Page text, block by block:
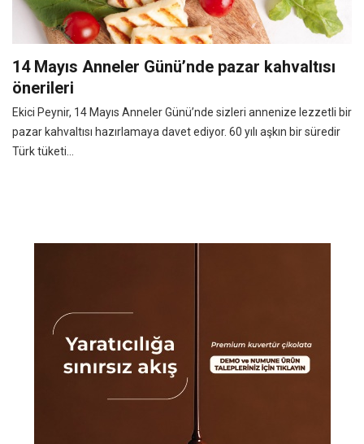
14 Mayıs Anneler Günü’nde pazar kahvaltısı
önerileri
Ekici Peynir, 14 Mayıs Anneler Günü’nde sizleri annenize lezzetli bir
pazar kahvaltısı hazırlamaya davet ediyor. 60 yılı aşkın bir süredir
Türk tüketi...